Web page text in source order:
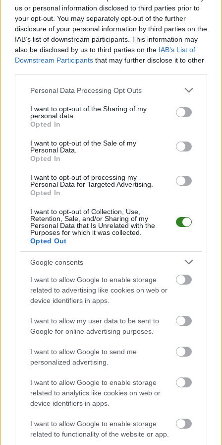
us or personal information disclosed to third parties prior to
your opt-out. You may separately opt-out of the further
disclosure of your personal information by third parties on the
IAB’s list of downstream participants. This information may
also be disclosed by us to third parties on the IAB’s List of
Downstream Participants that may further disclose it to other
Please note that this website/app uses one or more Google
not limited to your visit or usage behaviour. You may click to
grant or deny consent to Google and its third-party tags to
use your data for below specified purposes in below Google
consent section.
Personal Data Processing Opt Outs
I want to opt-out of the Sharing of my
personal data.
Opted In
I want to opt-out of the Sale of my
Personal Data.
Opted In
I want to opt-out of processing my
Personal Data for Targeted Advertising.
Opted In
I want to opt-out of Collection, Use,
Retention, Sale, and/or Sharing of my
Personal Data that Is Unrelated with the
Purposes for which it was collected.
Opted Out
Google consents
I want to allow Google to enable storage
related to advertising like cookies on web or
device identifiers in apps.
I want to allow my user data to be sent to
Google for online advertising purposes.
I want to allow Google to send me
personalized advertising.
I want to allow Google to enable storage
related to analytics like cookies on web or
device identifiers in apps.
I want to allow Google to enable storage
related to functionality of the website or app.
spotkania, a także dane meczowe, jeśli są dostępne.
Pełny harmonogram rozgrywek dostępny jest tutaj:Jarosław > Klasa A
Przemyśl - terminarz.
Informacje o składach i strzelcach
W miarę dostępności danych, publikujemyskłady wyjściowe,
aktualizujemy zależnie od poziomu ligi i dostępnych źródeł.
Śledź mecze swojej drużyny
Jeśli jesteś kibicem klubu Pogórze Dubiecko lub Korona Olszany -
zaglądaj tutaj częściej. Nasz serwis regularnie dostarcza informacje o
terminach meczów, wynikach, transferach i newsach klubowych
piłkarskichw województwie. Sprawdź nasze relacje, śledź ulubioną ligę i
bądź na bieżąco z wydarzeniami z boisk!
Pogórze Dubiecko - Korona Olszanyodbędzie się w ramach 17.
kolejki - Jarosław > Klasa A Przemyśl. Spotkanie zostanie rozegrane w dniu
Pogórze Dubieckoprzystępuje do tego spotkania w roli gospodarza.
Jak drużyna radzi sobie w sezonie 2025/2026 rozgrywek Jarosław > Klasa
A Przemyśl przed własną publicznością? Na tej stronie możecie zobaczyć
tabelę uwzględniającą tylko mecze u siebie. W tabeli biorącej pod uwagę
tylko mecze wyjazdowe możecie natomiast sprawdzić jak spisuje się klub
Korona Olszany.
Jarosław > Klasa A Przemyśl - sytuacja w tabeli
Przed meczami 17. kolejki - Jarosław > Klasa A Przemyśl gospodarze
(Pogórze Dubiecko) zajmują10. miejsce
Poniżej znajdziesz także ostatnie mecze obu drużyn oraz statystyki
bramkowe.
Pogórze Dubiecko vs. Korona Olszany - relacja, wynik na żywo,
transmisja
Wynik meczu Pogórze Dubiecko - Korona Olszany znajdziesz na naszej
stronie zaraz po jego zakończeniu. Jeżeli szukasz informacji meczowych,
zajrzyj tutaj:Pogórze Dubiecko vs. Korona Olszany - wynik, składy,
strzelcy
Jeżeli w internecie lub TV dostępna jest
albo innych spotkań Jarosław >
Klasa A Przemyśl na pewno znajdziesz takie informacje na naszym
portalu. Możliwe jednak, że nigdzie nie pojawi się stream online z tego